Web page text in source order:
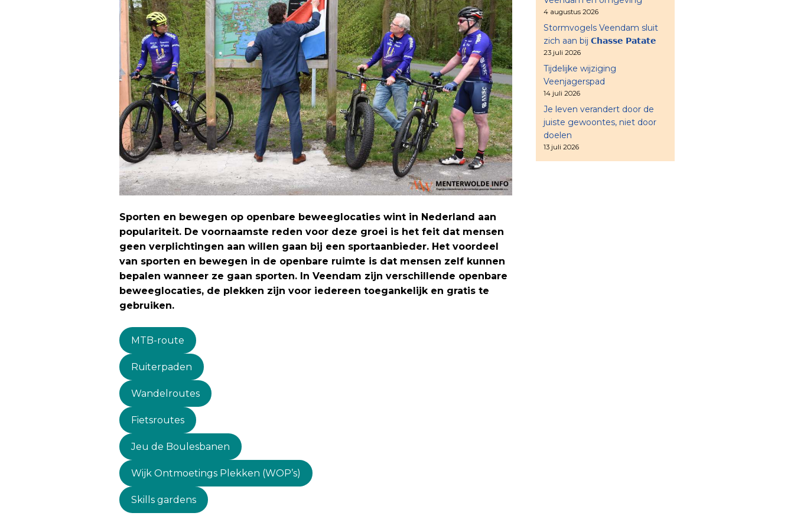
Sporten en bewegen op openbare beweeglocaties wint in Nederland aan
populariteit. De voornaamste reden voor deze groei is het feit dat mensen
geen verplichtingen aan willen gaan bij een sportaanbieder. Het voordeel
van sporten en bewegen in de openbare ruimte is dat mensen zelf kunnen
bepalen wanneer ze gaan sporten. In Veendam zijn verschillende openbare
beweeglocaties, de plekken zijn voor iedereen toegankelijk en gratis te
gebruiken.
MTB-route
Ruiterpaden
Wandelroutes
Fietsroutes
Jeu de Boulesbanen
Wijk Ontmoetings Plekken (WOP’s)
Skills gardens
4 augustus 2026
Stormvogels Veendam sluit
zich aan bij 𝗖𝗵𝗮𝘀𝘀𝗲 𝗣𝗮𝘁𝗮𝘁𝗲
23 juli 2026
Tijdelijke wijziging
Veenjagerspad
14 juli 2026
Je leven verandert door de
juiste gewoontes, niet door
doelen
13 juli 2026